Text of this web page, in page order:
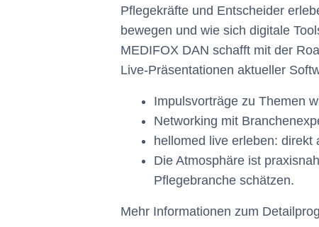
Pflegekräfte und Entscheider
bewegen und wie sich digitale
MEDIFOX DAN schafft mit der
Live-Präsentationen aktueller
Impulsvorträge zu Themen
Networking mit
hellomed live erleben:
Die Atmosphäre ist
Pflegebranche schätzen.
Mehr Informationen zum